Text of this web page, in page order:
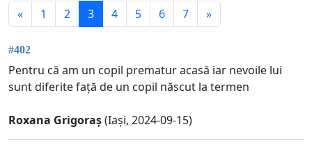
« 1 2 3 4 5 6 7 »
#402
Pentru că am un copil prematur acasă iar nevoile lui
sunt diferite față de un copil născut la termen
Roxana Grigoraș(Iași, 2024-09-15)